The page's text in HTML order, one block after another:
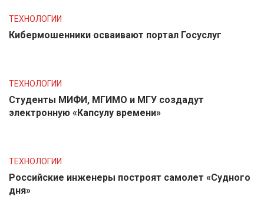
ТЕХНОЛОГИИ
Кибермошенники осваивают портал Госуслуг
ТЕХНОЛОГИИ
Студенты МИФИ, МГИМО и МГУ создадут
электронную «Капсулу времени»
ТЕХНОЛОГИИ
Российские инженеры построят самолет «Судного
дня»